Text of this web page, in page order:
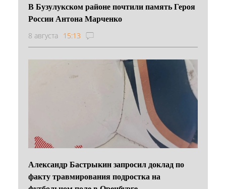
В Бузулукском районе почтили память Героя
России Антона Марченко
8 августа 15:13
Александр Бастрыкин запросил доклад по
факту травмирования подростка на